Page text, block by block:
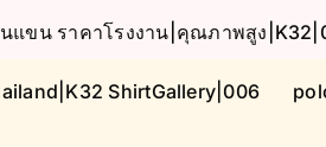
แขน ราคาโรงงาน|คุณภาพสูง
ShirtGallery|006